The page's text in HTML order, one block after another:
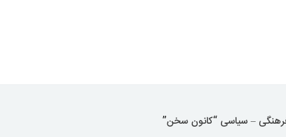
فرهنگی – سیاسی “کانون سخن”